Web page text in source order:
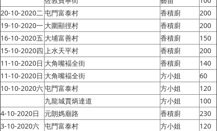
20-10-2020二 屯門富泰村 香積廚
200
19-10-2020一 大圍顯徑村 香積廚
200
16-10-2020五 大埔富善村 香積廚
150
15-10-2020四 上水天平村 香積廚
200
11-10-2020日 大角嘴褔全街 香積廚
140
11-10-2020日 大角嘴褔全街 方小姐
60
10-10-2020六屯門富泰村 方小姐
120
九龍城賈炳達道
方小姐
100
4-10-2020日
元朗媽廟路 香積廚
230
3-10-2020六 屯門富泰村 方小姐
120